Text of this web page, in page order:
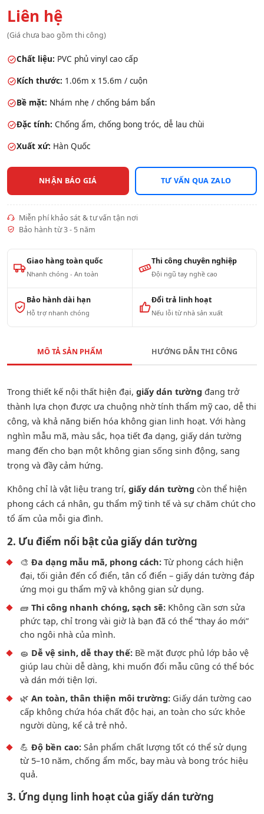
Liên hệ
(Giá chưa bao gồm thi công)
Chất liệu: PVC phủ vinyl cao cấp
Kích thước: 1.06m x 15.6m / cuộn
Bề mặt: Nhám nhẹ / chống bám bẩn
Đặc tính: Chống ẩm, chống bong tróc, dễ lau chùi
Xuất xứ: Hàn Quốc
NHẬN BÁO GIÁ TƯ VẤN QUA ZALO
Miễn phí khảo sát & tư vấn tận nơi
Bảo hành từ 3 - 5 năm
Giao hàng toàn quốc
Nhanh chóng - An toàn
Thi công chuyên nghiệp
Đội ngũ tay nghề cao
Bảo hành dài hạn
Hỗ trợ nhanh chóng
Đổi trả linh hoạt
Nếu lỗi từ nhà sản xuất
MÔ TẢ SẢN PHẨM HƯỚNG DẪN THI CÔNG
Trong thiết kế nội thất hiện đại, giấy dán tường đang trở
thành lựa chọn được ưa chuộng nhờ tính thẩm mỹ cao, dễ thi
công, và khả năng biến hóa không gian linh hoạt. Với hàng
nghìn mẫu mã, màu sắc, họa tiết đa dạng, giấy dán tường
mang đến cho bạn một không gian sống sinh động, sang
trọng và đầy cảm hứng.
Không chỉ là vật liệu trang trí, giấy dán tường còn thể hiện
phong cách cá nhân, gu thẩm mỹ tinh tế và sự chăm chút cho
tổ ấm của mỗi gia đình.
2. Ưu điểm nổi bật của giấy dán tường
🎨 Đa dạng mẫu mã, phong cách: Từ phong cách hiện
đại, tối giản đến cổ điển, tân cổ điển – giấy dán tường đáp
ứng mọi gu thẩm mỹ và không gian sử dụng.
🧱 Thi công nhanh chóng, sạch sẽ: Không cần sơn sửa
phức tạp, chỉ trong vài giờ là bạn đã có thể “thay áo mới”
cho ngôi nhà của mình.
🧽 Dễ vệ sinh, dễ thay thế: Bề mặt được phủ lớp bảo vệ
giúp lau chùi dễ dàng, khi muốn đổi mẫu cũng có thể bóc
và dán mới tiện lợi.
🌿 An toàn, thân thiện môi trường: Giấy dán tường cao
cấp không chứa hóa chất độc hại, an toàn cho sức khỏe
người dùng, kể cả trẻ nhỏ.
💪 Độ bền cao: Sản phẩm chất lượng tốt có thể sử dụng
từ 5–10 năm, chống ẩm mốc, bay màu và bong tróc hiệu
quả.
3. Ứng dụng linh hoạt của giấy dán tường